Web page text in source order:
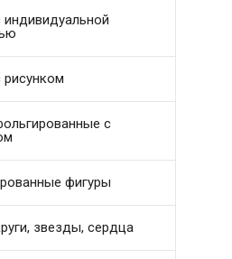
с
фигуры
звезды, сердца